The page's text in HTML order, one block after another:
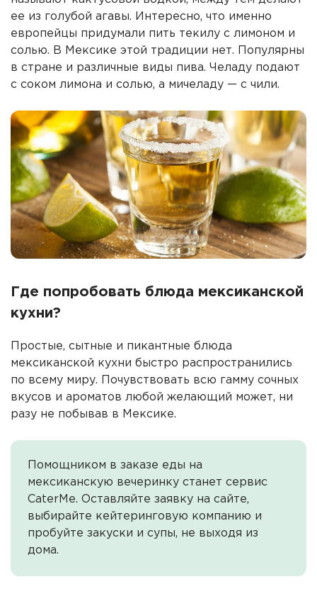
ее из голубой агавы. Интересно, что именно
европейцы придумали пить текилу с лимоном и
солью. В Мексике этой традиции нет. Популярны
в стране и различные виды пива. Челаду подают
с соком лимона и солью, а мичеладу — с чили.
Где попробовать блюда мексиканской
кухни?
Простые, сытные и пикантные блюда
мексиканской кухни быстро распространились
по всему миру. Почувствовать всю гамму сочных
вкусов и ароматов любой желающий может, ни
разу не побывав в Мексике.
Помощником в заказе еды на
мексиканскую вечеринку станет сервис
CaterMe. Оставляйте заявку на сайте,
выбирайте кейтеринговую компанию и
пробуйте закуски и супы, не выходя из
дома.